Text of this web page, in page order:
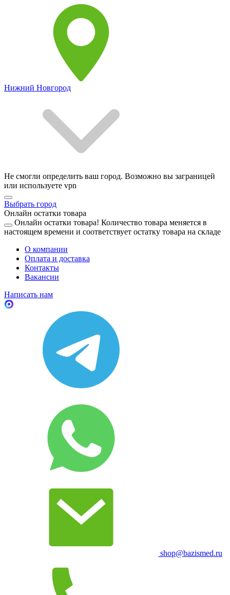
Нижний Новгород
Не смогли определить ваш город. Возможно вы заграницей
или используете vpn
Выбрать город
Онлайн остатки товара
Онлайн остатки товара! Количество товара меняется в
настоящем времени и соответствует остатку товара на складе
О компании
Оплата и доставка
Контакты
Вакансии
Написать нам
shop@bazismed.ru